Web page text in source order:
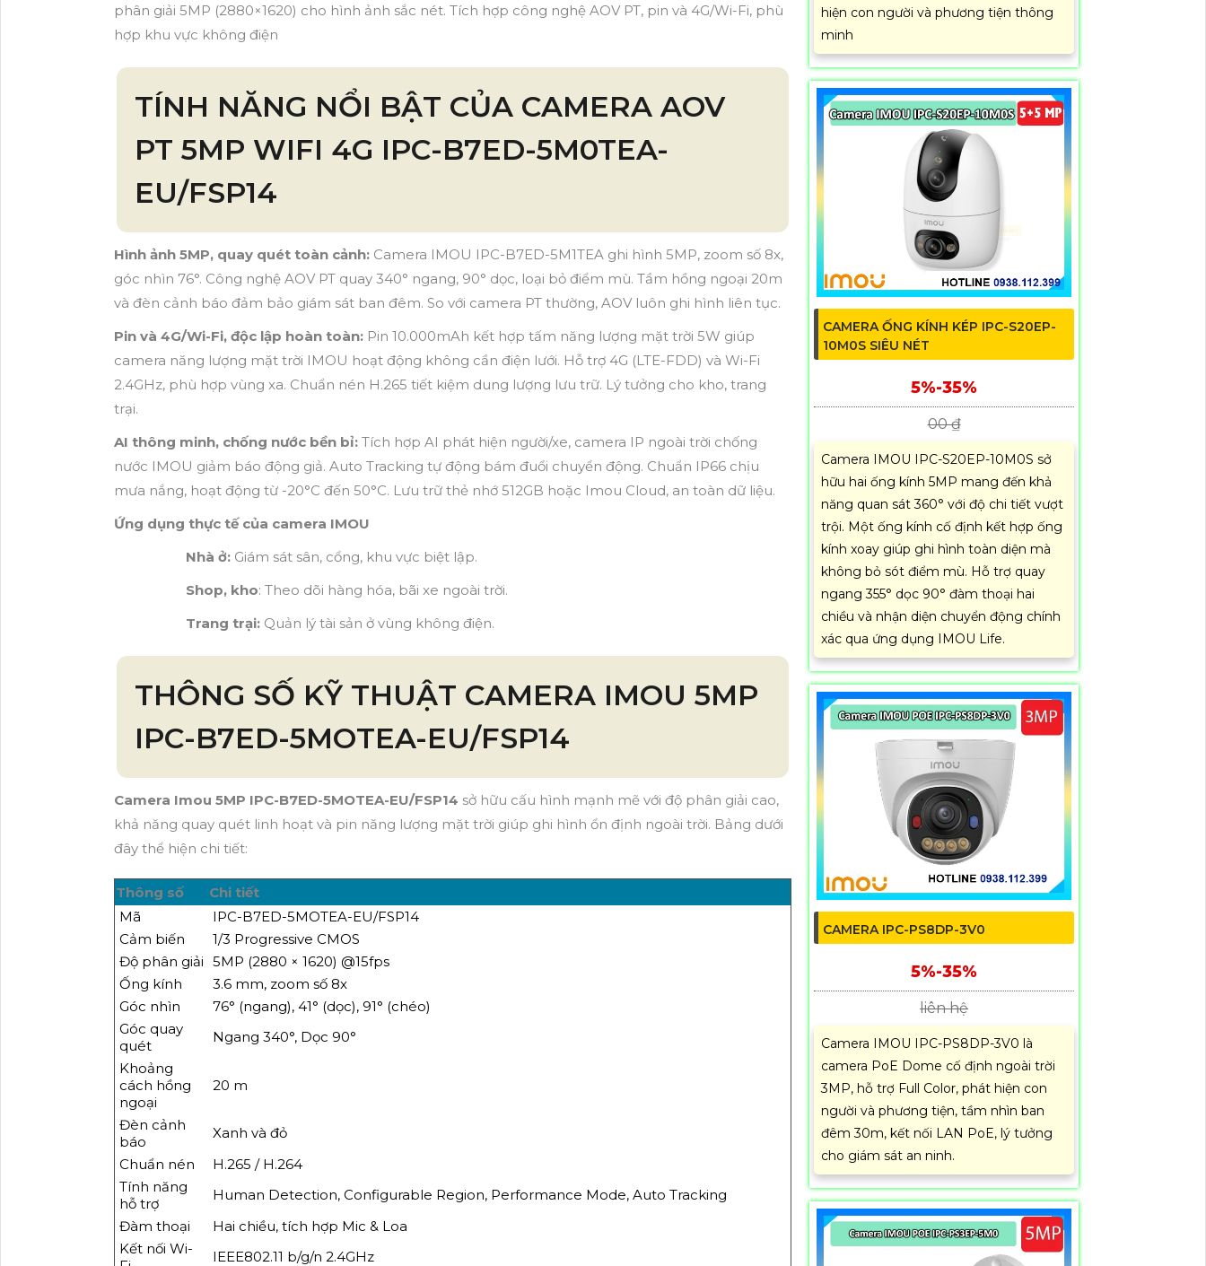
phân giải 5MP (2880×1620) cho hình ảnh sắc nét. Tích hợp công nghệ AOV PT, pin và 4G/Wi-Fi, phù
hợp khu vực không điện
TÍNH NĂNG NỔI BẬT CỦA CAMERA AOV
PT 5MP WIFI 4G IPC-B7ED-5M0TEA-
EU/FSP14
Hình ảnh 5MP, quay quét toàn cảnh: Camera IMOU IPC-B7ED-5M1TEA ghi hình 5MP, zoom số 8x,
góc nhìn 76°. Công nghệ AOV PT quay 340° ngang, 90° dọc, loại bỏ điểm mù. Tầm hồng ngoại 20m
và đèn cảnh báo đảm bảo giám sát ban đêm. So với camera PT thường, AOV luôn ghi hình liên tục.
Pin và 4G/Wi-Fi, độc lập hoàn toàn: Pin 10.000mAh kết hợp tấm năng lượng mặt trời 5W giúp
camera năng lượng mặt trời IMOU hoạt động không cần điện lưới. Hỗ trợ 4G (LTE-FDD) và Wi-Fi
2.4GHz, phù hợp vùng xa. Chuẩn nén H.265 tiết kiệm dung lượng lưu trữ. Lý tưởng cho kho, trang
trại.
AI thông minh, chống nước bền bỉ: Tích hợp AI phát hiện người/xe, camera IP ngoài trời chống
nước IMOU giảm báo động giả. Auto Tracking tự động bám đuổi chuyển động. Chuẩn IP66 chịu
mưa nắng, hoạt động từ -20°C đến 50°C. Lưu trữ thẻ nhớ 512GB hoặc Imou Cloud, an toàn dữ liệu.
Ứng dụng thực tế của camera IMOU
Nhà ở: Giám sát sân, cổng, khu vực biệt lập.
Shop, kho: Theo dõi hàng hóa, bãi xe ngoài trời.
Trang trại: Quản lý tài sản ở vùng không điện.
THÔNG SỐ KỸ THUẬT CAMERA IMOU 5MP
IPC-B7ED-5MOTEA-EU/FSP14
Camera Imou 5MP IPC-B7ED-5MOTEA-EU/FSP14 sở hữu cấu hình mạnh mẽ với độ phân giải cao,
khả năng quay quét linh hoạt và pin năng lượng mặt trời giúp ghi hình ổn định ngoài trời. Bảng dưới
đây thể hiện chi tiết:
Thông số
Chi tiết
Mã
IPC-B7ED-5MOTEA-EU/FSP14
Cảm biến
1/3 Progressive CMOS
Độ phân giải 5MP (2880 × 1620) @15fps
Ống kính
3.6 mm, zoom số 8x
Góc nhìn
76° (ngang), 41° (dọc), 91° (chéo)
Góc quay
quét
Ngang 340°, Dọc 90°
Khoảng
cách hồng
ngoại
20 m
Đèn cảnh
báo
Xanh và đỏ
Chuẩn nén
H.265 / H.264
Tính năng
hỗ trợ
Human Detection, Configurable Region, Performance Mode, Auto Tracking
Đàm thoại
Hai chiều, tích hợp Mic & Loa
Kết nối Wi-
IEEE802.11 b/g/n 2.4GHz
hiện con người và phương tiện thông
minh
CAMERA ỐNG KÍNH KÉP IPC-S20EP-
10M0S SIÊU NÉT
5%-35%
00 ₫
Camera IMOU IPC-S20EP-10M0S sở
hữu hai ống kính 5MP mang đến khả
năng quan sát 360° với độ chi tiết vượt
trội. Một ống kính cố định kết hợp ống
kính xoay giúp ghi hình toàn diện mà
không bỏ sót điểm mù. Hỗ trợ quay
ngang 355° dọc 90° đàm thoại hai
chiều và nhận diện chuyển động chính
xác qua ứng dụng IMOU Life.
CAMERA IPC-PS8DP-3V0
5%-35%
liên hệ
Camera IMOU IPC-PS8DP-3V0 là
camera PoE Dome cố định ngoài trời
3MP, hỗ trợ Full Color, phát hiện con
người và phương tiện, tầm nhìn ban
đêm 30m, kết nối LAN PoE, lý tưởng
cho giám sát an ninh.